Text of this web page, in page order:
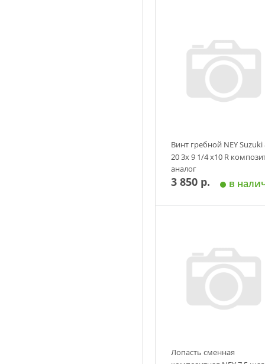
Винт гребной NEY Suzuki
20 3х 9 1/4 х10 R
аналог
3 850 р. в
Лопасть сменная